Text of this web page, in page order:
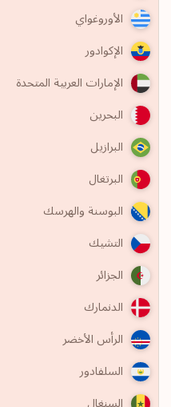
الأوروغواي
الإكوادور
الإمارات العربية المتحدة
البحرين
البرازيل
البرتغال
البوسنة والهرسك
التشيك
الجزائر
الدنمارك
الرأس الأخضر
السلفادور